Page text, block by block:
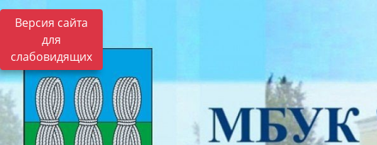
Версия сайта
для
слабовидящих